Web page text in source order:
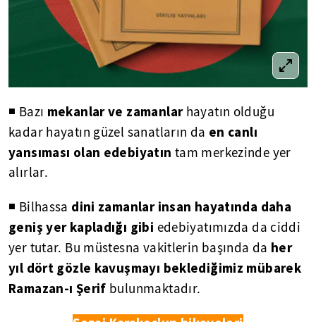
◾ Bazı mekanlar ve zamanlarhayatın olduğu
kadar hayatın güzel sanatların da en canlı
yansıması olan edebiyatın tam merkezinde yer
alırlar.
◾ Bilhassa dini zamanlar insan hayatında daha
geniş yer kapladığı gibi edebiyatımızda da ciddi
yer tutar. Bu müstesna vakitlerin başında da her
yıl dört gözle kavuşmayı beklediğimiz mübarek
Ramazan-ı Şerif bulunmaktadır.